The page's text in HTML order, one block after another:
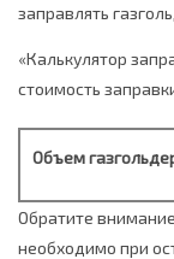
заправлять
«Калькулятор
стоимость
Объем
Обратите
необходимо при